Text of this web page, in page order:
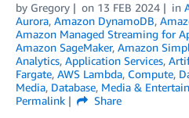
by Gregory on 13 FEB 2024 in
Aurora, Amazon DynamoDB,
Amazon Managed Streaming for
Amazon SageMaker, Amazon
Analytics, Application Services,
Fargate, AWS Lambda, Compute,
Media, Database, Media &
Permalink
Share